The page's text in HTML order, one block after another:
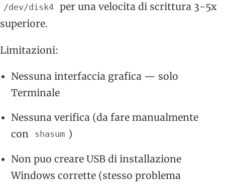
/dev/disk4
per una velocita di scrittura 3-5x
superiore.
Limitazioni:
Nessuna interfaccia grafica — solo
Terminale
Nessuna verifica (da fare manualmente
con
shasum )
Non puo creare USB di installazione
Windows corrette (stesso problema